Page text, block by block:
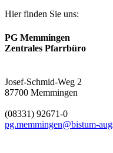
Hier finden Sie uns:
PG Memmingen
Zentrales Pfarrbüro
Josef-Schmid-Weg 2
87700 Memmingen
(08331) 92671-0
pg.memmingen@bistum-